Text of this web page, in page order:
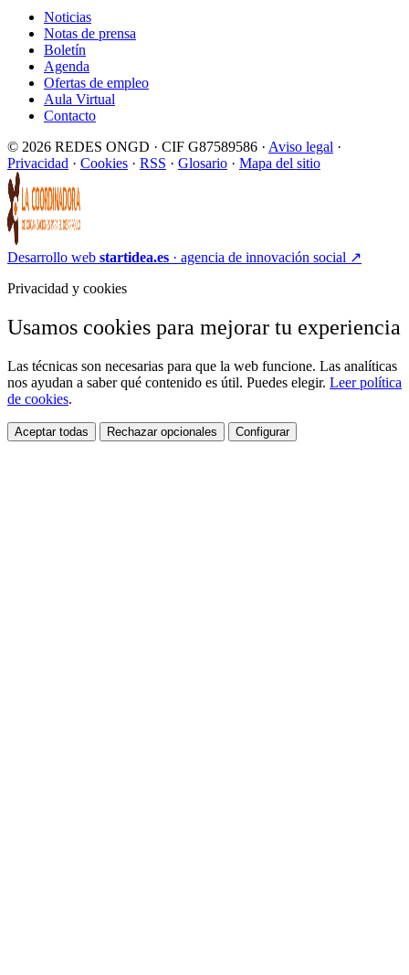
Noticias
Notas de prensa
Boletín
Agenda
Ofertas de empleo
Aula Virtual
Contacto
© 2026 REDES ONGD · CIF G87589586 · Aviso legal ·
Privacidad · Cookies · RSS · Glosario · Mapa del sitio
Desarrollo web startidea.es · agencia de innovación social ↗
Privacidad y cookies
Usamos cookies para mejorar tu experiencia
Las técnicas son necesarias para que la web funcione. Las analíticas
nos ayudan a saber qué contenido es útil. Puedes elegir. Leer política
de cookies.
Aceptar todas Rechazar opcionales Configurar